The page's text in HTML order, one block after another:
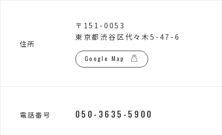
住所
〒151-0053
東京都渋谷区代々木5-47-6
Google Map
電話番号 050-3635-5900